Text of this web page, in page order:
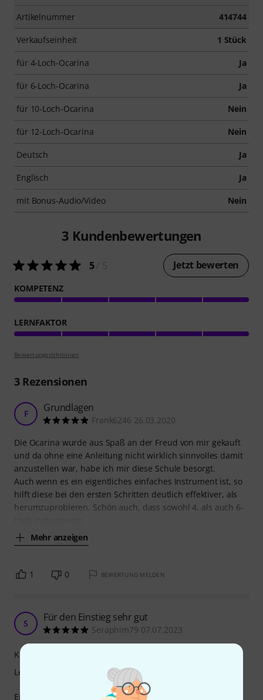
Artikelnummer 414744
Verkaufseinheit 1 Stück
für 4-Loch-Ocarina Ja
für 6-Loch-Ocarina Ja
für 10-Loch-Ocarina Nein
für 12-Loch-Ocarina Nein
Deutsch Ja
Englisch Ja
mit Bonus-Audio/Video Nein
3 Kundenbewertungen
5/ 5 Jetzt bewerten
KOMPETENZ
LERNFAKTOR
Bewertungsrichtlinien
3Rezensionen
F Grundlagen
Frank6246 26.03.2020
Die Ocarina wurde aus Spaß an der Freud von mir gekauft
und da ohne eine Anleitung nicht wirklich sinnvolles damit
anzustellen war, habe ich mir diese Schule besorgt.
Auch wenn es ein eigentliches einfaches Instrument ist, so
hilft diese bei den ersten Schritten deutlich effektiver, als
herumzuprobieren. Schön auch, dass sowohl 4, als auch 6-
Mehr anzeigen
1 0 BEWERTUNG MELDEN
S Für den Einstieg sehr gut
Seraphim79 07.07.2023
Einfaches Buch mit schöner Aufmachung und gut
Kompetenz
Lernfaktor